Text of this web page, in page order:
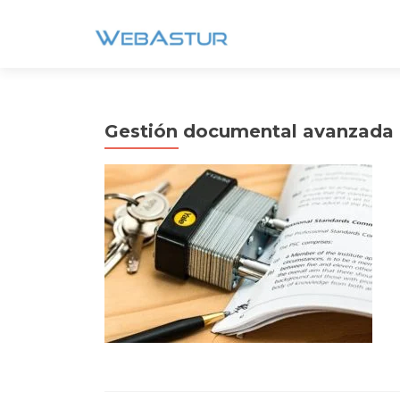
Gestión documental avanzada